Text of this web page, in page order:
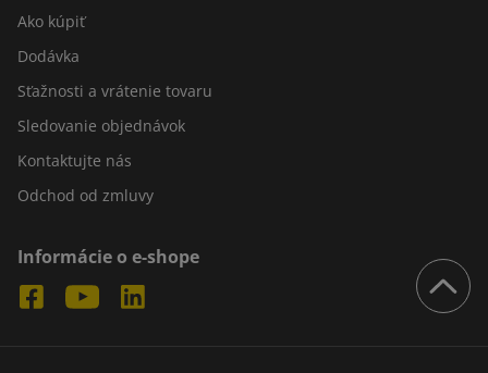
Ako kúpiť
Dodávka
Sťažnosti a vrátenie tovaru
Sledovanie objednávok
Kontaktujte nás
Odchod od zmluvy
Informácie o e-shope